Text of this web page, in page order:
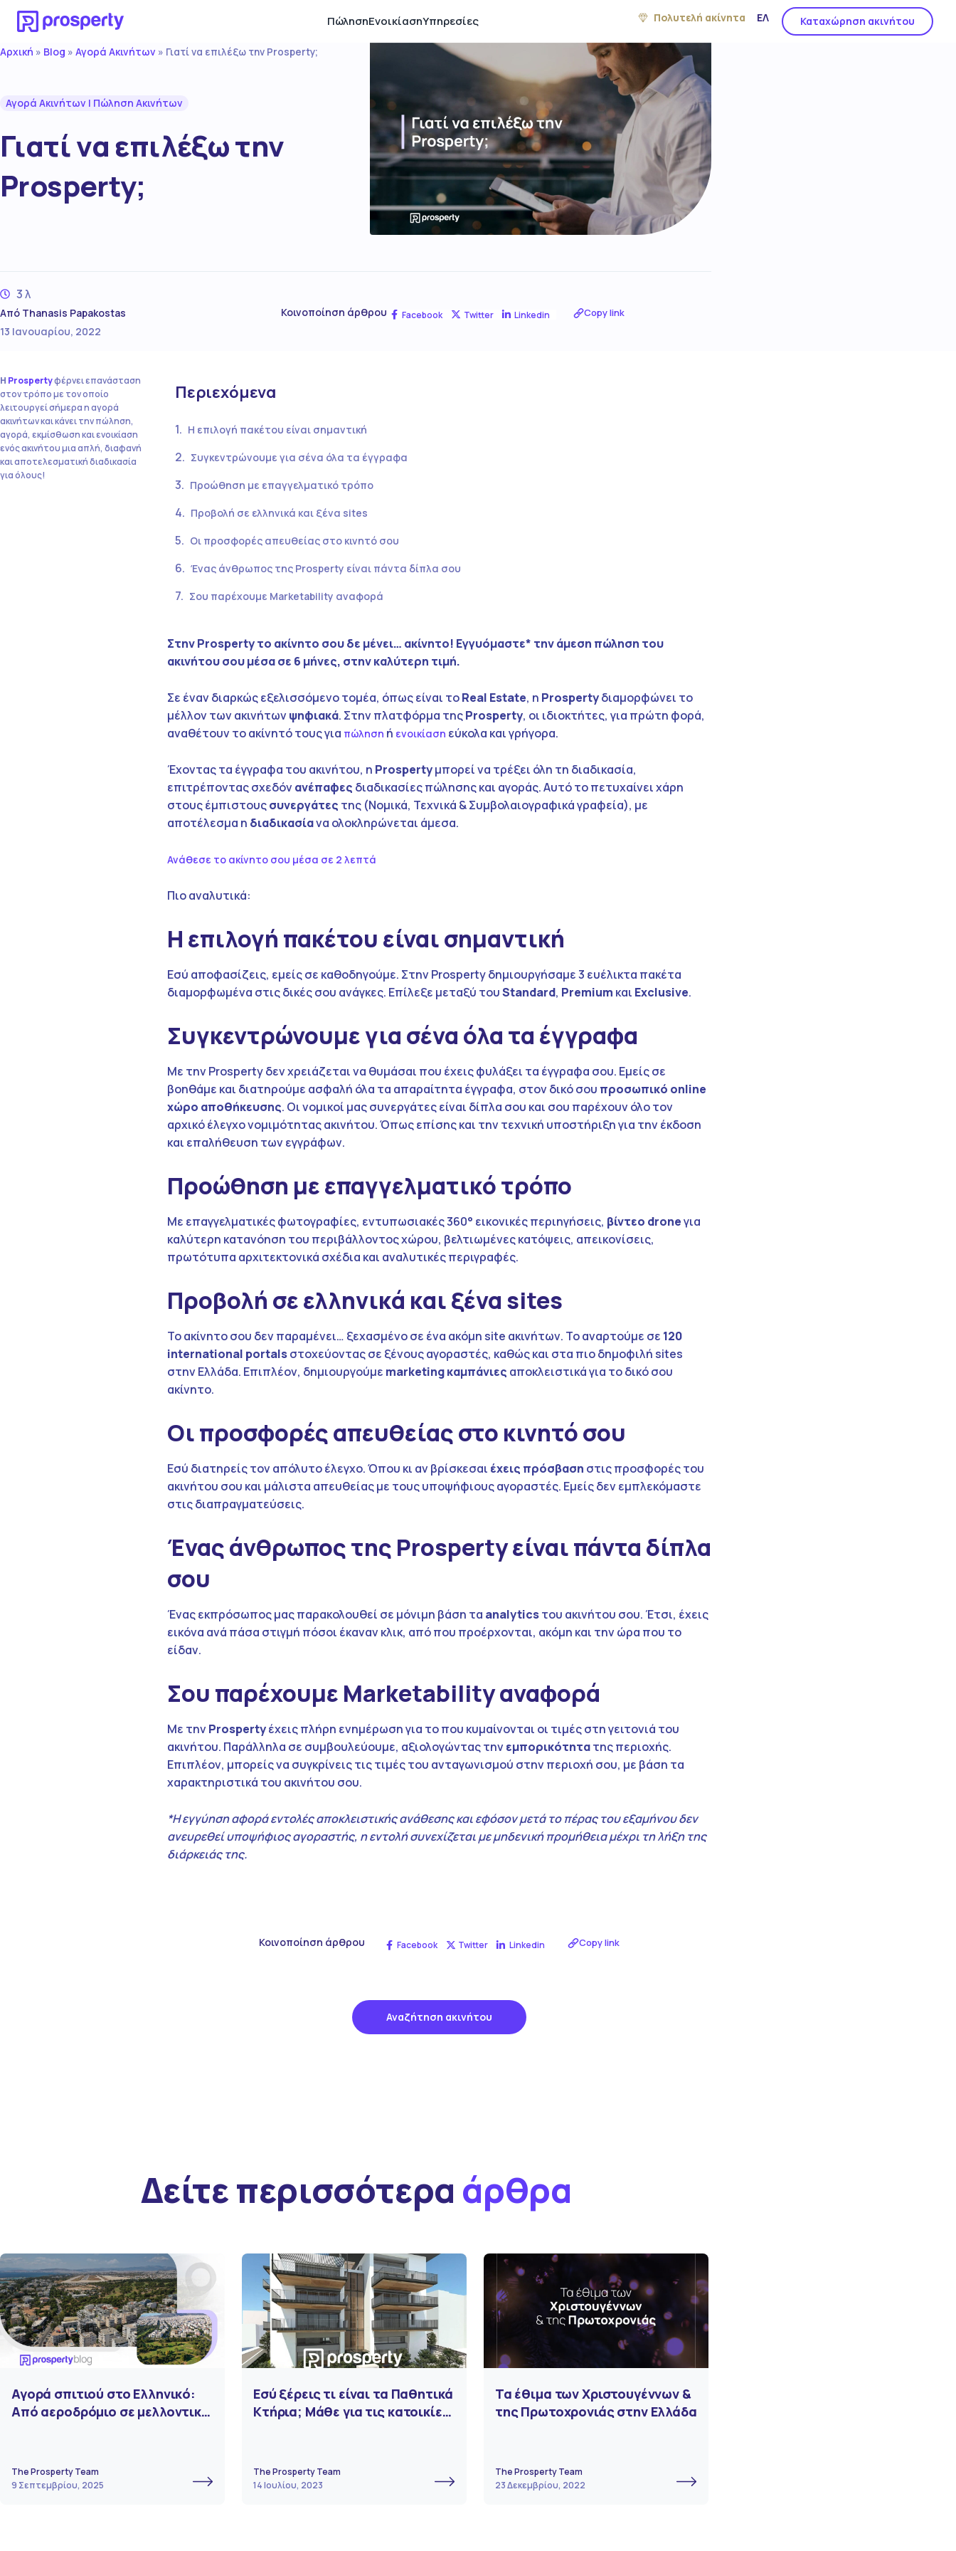
ΠώλησηΕνοικίασηΥπηρεσίες Πολυτελή ακίνητα ΕΛ Καταχώρηση ακινήτου
Αρχική » Blog » Αγορά Ακινήτων » Γιατί να επιλέξω την Prosperty;
Αγορά Ακινήτων | Πώληση Ακινήτων
Γιατί να επιλέξω την
Prosperty;
3 λ
Από Thanasis Papakostas
13 Ιανουαρίου, 2022
Κοινοποίηση άρθρου Facebook Twitter Linkedin Copy link
Η Prospertyφέρνει επανάσταση
στον τρόπο με τον οποίο
λειτουργεί σήμερα η αγορά
ακινήτων και κάνει την πώληση,
αγορά, εκμίσθωση και ενοικίαση
ενός ακινήτου μια απλή, διαφανή
και αποτελεσματική διαδικασία
για όλους!
Περιεχόμενα
Η επιλογή πακέτου είναι σημαντική
Συγκεντρώνουμε για σένα όλα τα έγγραφα
Προώθηση με επαγγελματικό τρόπο
Προβολή σε ελληνικά και ξένα sites
Οι προσφορές απευθείας στο κινητό σου
Ένας άνθρωπος της Prosperty είναι πάντα δίπλα σου
Σου παρέχουμε Marketability αναφορά
ΣτηνProspertyτο ακίνητο σου δε μένει… ακίνητο! Εγγυόμαστε* την άμεση πώληση του
ακινήτου σου μέσα σε 6 μήνες, στην καλύτερη τιμή.
Σε έναν διαρκώς εξελισσόμενο τομέα, όπως είναι τοReal Estate, η Prospertyδιαμορφώνει το
μέλλον των ακινήτων ψηφιακά. Στην πλατφόρμα τηςProsperty, οι ιδιοκτήτες, για πρώτη φορά,
αναθέτουν το ακίνητό τους για πώληση ή ενοικίαση εύκολα και γρήγορα.
Έχοντας τα έγγραφα του ακινήτου, η Prospertyμπορεί να τρέξει όλη τη διαδικασία,
επιτρέποντας σχεδόν ανέπαφες διαδικασίες πώλησης και αγοράς. Αυτό το πετυχαίνει χάρη
στους έμπιστουςσυνεργάτες της (Νομικά, Τεχνικά & Συμβολαιογραφικά γραφεία), με
αποτέλεσμα η διαδικασίανα ολοκληρώνεται άμεσα.
Ανάθεσε το ακίνητο σου μέσα σε 2 λεπτά
Πιο αναλυτικά:
Η επιλογή πακέτου είναι σημαντική
Εσύ αποφασίζεις, εμείς σε καθοδηγούμε. Στην Prosperty δημιουργήσαμε 3 ευέλικτα πακέτα
διαμορφωμένα στις δικές σου ανάγκες. Επίλεξε μεταξύ τουStandard, Premium και Exclusive.
Συγκεντρώνουμε για σένα όλα τα έγγραφα
Με την Prosperty δεν χρειάζεται να θυμάσαι που έχεις φυλάξει τα έγγραφα σου. Εμείς σε
βοηθάμε και διατηρούμε ασφαλή όλα τα απαραίτητα έγγραφα, στον δικό σου προσωπικό online
χώρο αποθήκευσης. Οι νομικοί μας συνεργάτες είναι δίπλα σου και σου παρέχουν όλο τον
αρχικό έλεγχο νομιμότητας ακινήτου. Όπως επίσης και την τεχνική υποστήριξη για την έκδοση
και επαλήθευση των εγγράφων.
Προώθηση με επαγγελματικό τρόπο
Με επαγγελματικές φωτογραφίες, εντυπωσιακές 360° εικονικές περιηγήσεις, βίντεο droneγια
καλύτερη κατανόηση του περιβάλλοντος χώρου, βελτιωμένες κατόψεις, απεικονίσεις,
πρωτότυπα αρχιτεκτονικά σχέδια και αναλυτικές περιγραφές.
Προβολή σε ελληνικά και ξένα sites
Το ακίνητο σου δεν παραμένει… ξεχασμένο σε ένα ακόμη site ακινήτων. Το αναρτούμε σε 120
international portalsστοχεύοντας σε ξένους αγοραστές, καθώς και στα πιο δημοφιλή sites
στην Ελλάδα. Επιπλέον, δημιουργούμε marketingκαμπάνιες αποκλειστικά για το δικό σου
ακίνητο.
Οι προσφορές απευθείας στο κινητό σου
Εσύ διατηρείς τον απόλυτο έλεγχο. Όπου κι αν βρίσκεσαι έχεις πρόσβαση στις προσφορές του
ακινήτου σου και μάλιστα απευθείας με τους υποψήφιους αγοραστές. Εμείς δεν εμπλεκόμαστε
στις διαπραγματεύσεις.
Ένας άνθρωπος της Prosperty είναι πάντα δίπλα
σου
Ένας εκπρόσωπος μας παρακολουθεί σε μόνιμη βάση τα analyticsτου ακινήτου σου. Έτσι, έχεις
εικόνα ανά πάσα στιγμή πόσοι έκαναν κλικ, από που προέρχονται, ακόμη και την ώρα που το
είδαν.
Σου παρέχουμε Marketabilityαναφορά
Με την Prospertyέχεις πλήρη ενημέρωση για το που κυμαίνονται οι τιμές στη γειτονιά του
ακινήτου. Παράλληλα σε συμβουλεύουμε, αξιολογώντας την εμπορικότητατης περιοχής.
Επιπλέον, μπορείς να συγκρίνεις τις τιμές του ανταγωνισμού στην περιοχή σου, με βάση τα
χαρακτηριστικά του ακινήτου σου.
*Η εγγύηση αφορά εντολές αποκλειστικής ανάθεσης και εφόσον μετά το πέρας του εξαμήνου δεν
ανευρεθεί υποψήφιος αγοραστής, η εντολή συνεχίζεται με μηδενική προμήθεια μέχρι τη λήξη της
διάρκειάς της.
Κοινοποίηση άρθρου Facebook Twitter Linkedin Copy link
Αναζήτηση ακινήτου
Δείτε περισσότερα άρθρα
Αγορά σπιτιού στο Ελληνικό:
Από αεροδρόμιο σε μελλοντική
The Prosperty Team
9 Σεπτεμβρίου, 2025
Εσύ ξέρεις τι είναι τα Παθητικά
Κτήρια; Μάθε για τις κατοικίες
The Prosperty Team
14 Ιουλίου, 2023
Τα έθιμα των Χριστουγέννων &
της Πρωτοχρονιάς στην Ελλάδα
The Prosperty Team
23 Δεκεμβρίου, 2022